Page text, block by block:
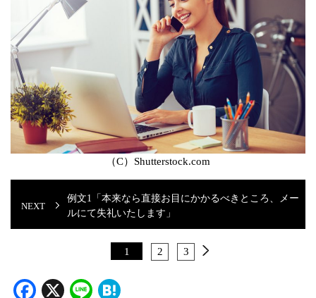
（C）Shutterstock.com
例文1「本来なら直接お目にかかるべきところ、メー
ルにて失礼いたします」
1 2 3
Facebook
X Line